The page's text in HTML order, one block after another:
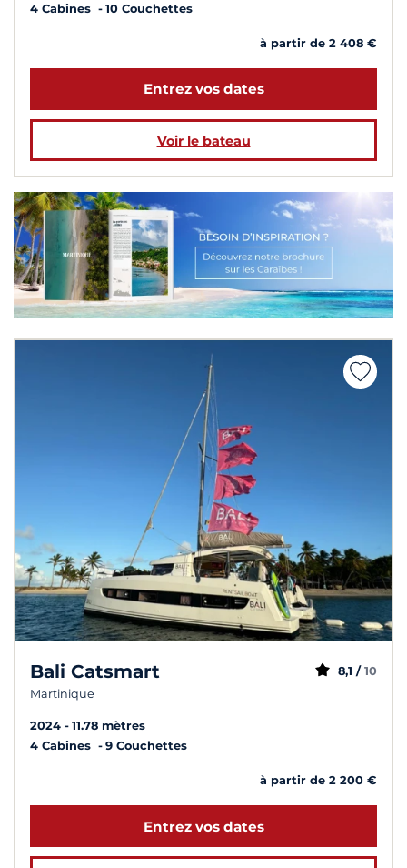
4 Cabines
10 Couchettes
à partir de 2 408 €
Entrez vos dates
Voir le bateau
Bali Catsmart
Martinique
8,1 / 10
2024
11.78 mètres
4 Cabines
9 Couchettes
à partir de 2 200 €
Entrez vos dates